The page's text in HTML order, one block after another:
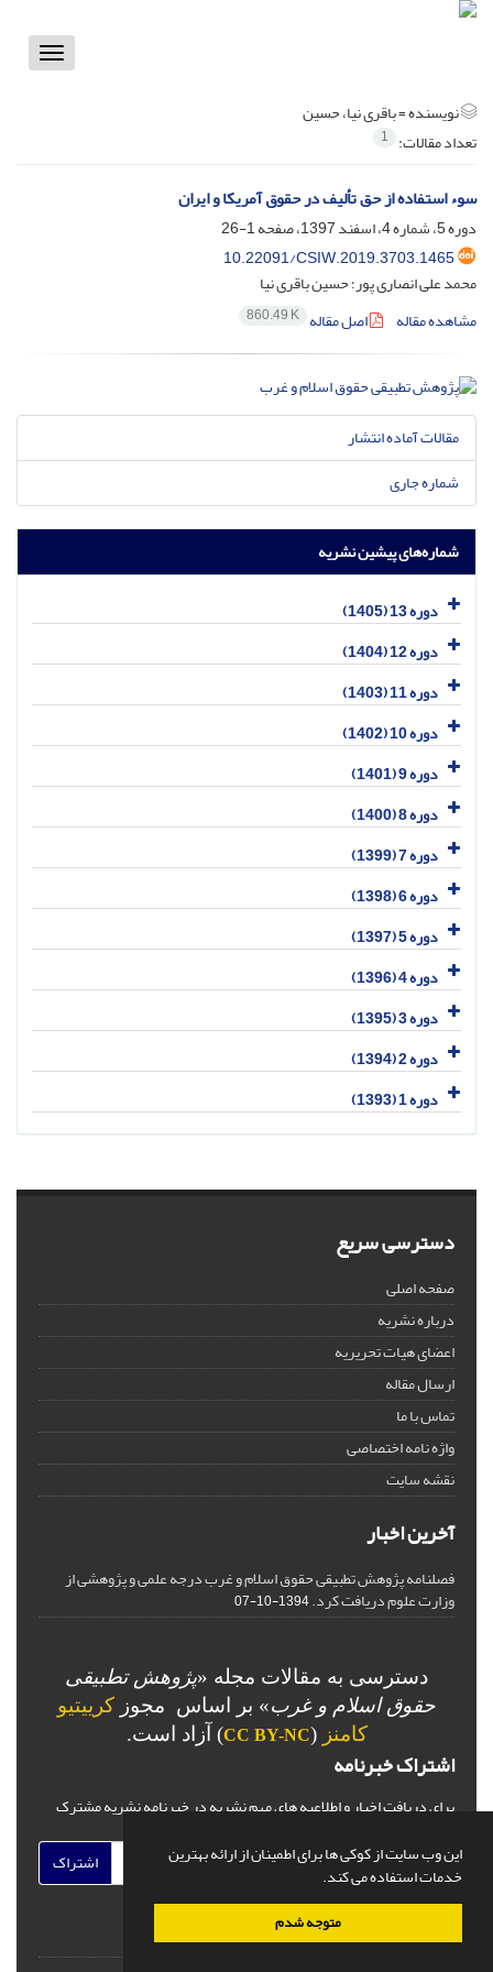
این وب سایت از کوکی ها برای اطمینان از ارائه بهترین
خدمات استفاده می کند.
متوجه شدم
Toggle
نویسنده =باقری نیا، حسین
تعداد مقالات: 1
سوء استفاده از حق تألیف در حقوق آمریکا و ایران
دوره 5، شماره 4، اسفند 1397، صفحه
1-26
10.22091/CSIW.2019.3703.1465
محمد علی انصاری پور؛ حسین باقری نیا
مشاهده مقاله
اصل مقاله 860.49 K
مقالات آماده انتشار
شماره جاری
شماره‌های پیشین نشریه
دوره 13 (1405)
دوره 12 (1404)
دوره 11 (1403)
دوره 10 (1402)
دوره 9 (1401)
دوره 8 (1400)
دوره 7 (1399)
دوره 6 (1398)
دوره 5 (1397)
دوره 4 (1396)
دوره 3 (1395)
دوره 2 (1394)
دوره 1 (1393)
دسترسی سریع
صفحه اصلی
درباره نشریه
اعضای هیات تحریریه
ارسال مقاله
تماس با ما
واژه نامه اختصاصی
نقشه سایت
آخرین اخبار
فصلنامه پژوهش تطبیقی حقوق اسلام و غرب درجه علمی و پژوهشی از
وزارت علوم دریافت کرد.1394-10-07
دسترسی به مقالات مجله «پژوهش تطبیقی
حقوق اسلام و غرب» بر اساس مجوز کرییتیو
کامنز (
CC BY-NC) آزاد است.
اشتراک خبرنامه
برای دریافت اخبار و اطلاعیه های مهم نشریه در خبرنامه نشریه مشترک
اشتراک